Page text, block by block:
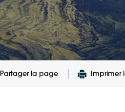
Partager la page Imprimer